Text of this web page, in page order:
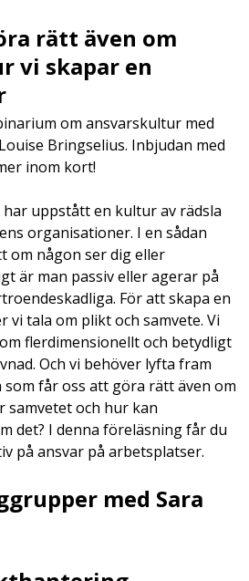
rätt även om
vi skapar en
om ansvarskultur med
Bringselius. Inbjudan med
inom kort!
uppstått en kultur av rädsla
organisationer. I en sådan
om någon ser dig eller
är man passiv eller agerar på
För att skapa en
vi tala om plikt och samvete. Vi
flerdimensionellt och betydligt
Och vi behöver lyfta fram
som får oss att göra rätt även om
samvetet och hur kan
det? I denna föreläsning får du
på ansvar på arbetsplatser.
med Sara